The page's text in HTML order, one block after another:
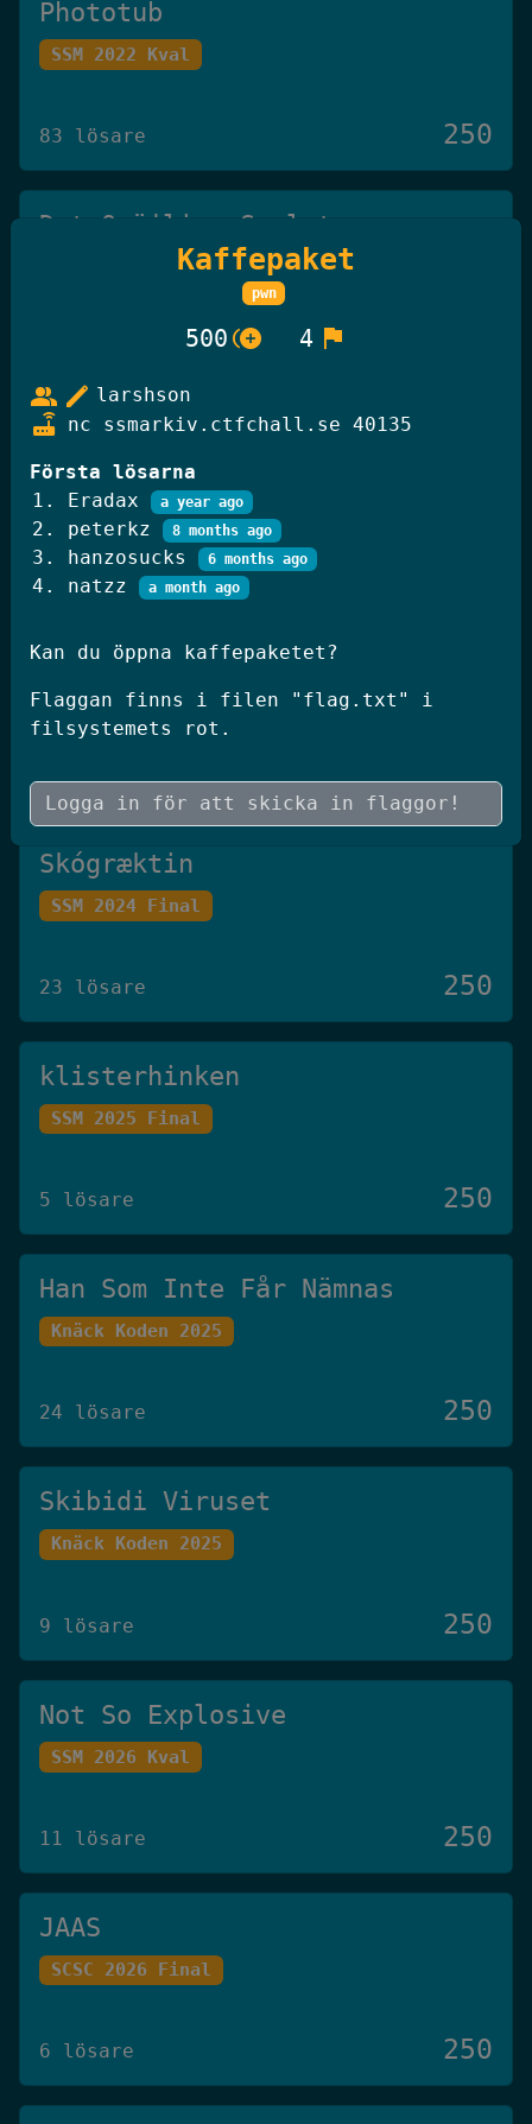
Phototub
SSM 2022 Kval
83 lösare 250
Det Omöjliga Spelet
Knäck Koden 2025
GiffelBanken Valv 2
Knäck Koden 2025
20 lösare
JWT Blog
SSM 2026 Kval
Skógræktin
SSM 2024 Final
23 lösare 250
klisterhinken
SSM 2025 Final
5 lösare 250
Han Som Inte Får Nämnas
Knäck Koden 2025
24 lösare 250
Skibidi Viruset
Knäck Koden 2025
9 lösare 250
Not So Explosive
SSM 2026 Kval
11 lösare 250
JAAS
SCSC 2026 Final
6 lösare 250
Kaffepaket
pwn
500 control_point_duplicate 4 flag
Kan du öppna kaffepaketet?
Flaggan finns i filen "flag.txt" i
filsystemets rot.
group edit larshson
router nc ssmarkiv.ctfchall.se 40135
Första lösarna
Eradax
a year ago
peterkz 8 months ago
hanzosucks 6 months ago
natzz a month ago